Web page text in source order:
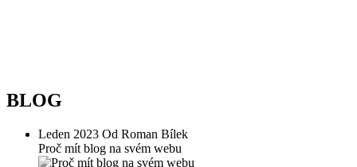
BLOG
Leden 2023 Od Roman Bílek
Proč mít blog na svém webu